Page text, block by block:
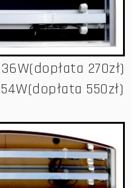
270zł)
550zł)